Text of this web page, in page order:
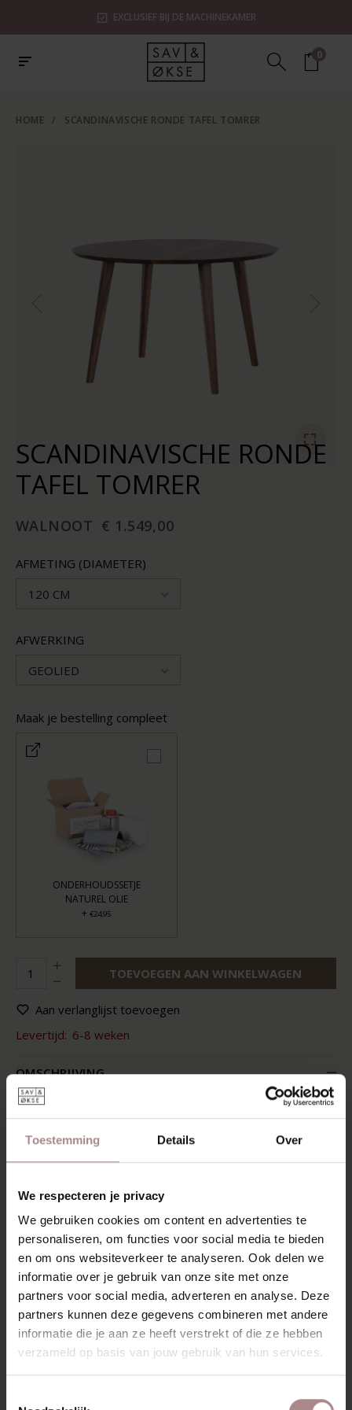
Toestemming Details Over
We respecteren je privacy
We gebruiken cookies om content en advertenties te
personaliseren, om functies voor social media te bieden
en om ons websiteverkeer te analyseren. Ook delen we
informatie over je gebruik van onze site met onze
partners voor social media, adverteren en analyse. Deze
partners kunnen deze gegevens combineren met andere
informatie die je aan ze heeft verstrekt of die ze hebben
verzameld op basis van jouw gebruik van hun services.
EXCLUSIEF BIJ DE MACHINEKAMER
0
HOME / SCANDINAVISCHE RONDE TAFEL TOMRER
SCANDINAVISCHE RONDE
TAFEL TOMRER
WALNOOT € 1.549,00
AFMETING (DIAMETER)
120 CM
AFWERKING
GEOLIED
Maak je bestelling compleet
ONDERHOUDSSETJE
NATUREL OLIE
+ €24,95
TOEVOEGEN AAN WINKELWAGEN
Aan verlanglijst toevoegen
Levertijd: 6-8 weken
OMSCHRIJVING
De Tomrer is een massief houten tafel in de Deense stijl
blad geeft deze eettafel een licht en zachte uitstraling. Het
tafelblad is aan de kopse kant rond en is aan de randen
en hebben afgeronde hoeken. Geen scherpe randen of
hoeken aan deze tafel.
De Tomrer heeft een rank voorkomen, maar kan heel wat
hebben. Voor de stevigheid zijn er metalen dwarsliggers in
het onderblad gefreesd. Om de vlakte in lengte richting te
borgen, zit er een spanningsregulator onder de tafel om
doorbuigen te voorkomen. Constructief is alles op een
fraaie manier weggewerkt.